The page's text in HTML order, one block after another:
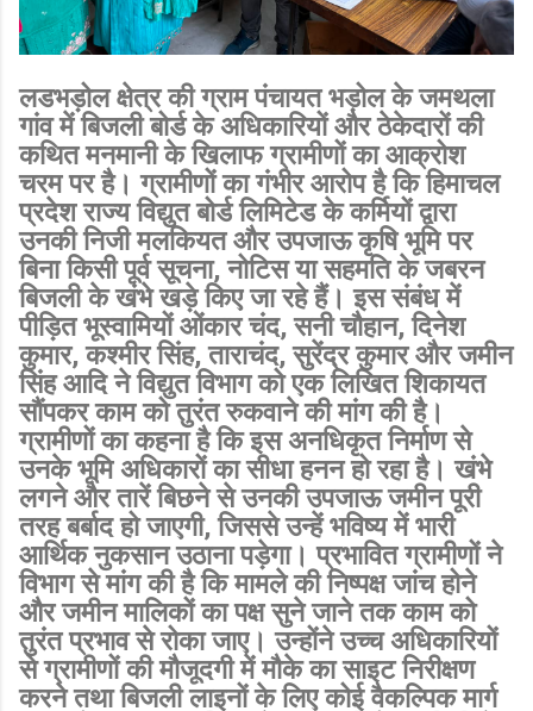
लडभड़ोल क्षेत्र की ग्राम पंचायत भड़ोल के जमथला
गांव में बिजली बोर्ड के अधिकारियों और ठेकेदारों की
कथित मनमानी के खिलाफ ग्रामीणों का आक्रोश
चरम पर है। ग्रामीणों का गंभीर आरोप है कि हिमाचल
प्रदेश राज्य विद्युत बोर्ड लिमिटेड के कर्मियों द्वारा
उनकी निजी मलकियत और उपजाऊ कृषि भूमि पर
बिना किसी पूर्व सूचना, नोटिस या सहमति के जबरन
बिजली के खंभे खड़े किए जा रहे हैं। इस संबंध में
पीड़ित भूस्वामियों ओंकार चंद, सनी चौहान, दिनेश
कुमार, कश्मीर सिंह, ताराचंद, सुरेंद्र कुमार और जमीन
सिंह आदि ने विद्युत विभाग को एक लिखित शिकायत
सौंपकर काम को तुरंत रुकवाने की मांग की है।
ग्रामीणों का कहना है कि इस अनधिकृत निर्माण से
उनके भूमि अधिकारों का सीधा हनन हो रहा है। खंभे
लगने और तारें बिछने से उनकी उपजाऊ जमीन पूरी
तरह बर्बाद हो जाएगी, जिससे उन्हें भविष्य में भारी
आर्थिक नुकसान उठाना पड़ेगा। प्रभावित ग्रामीणों ने
विभाग से मांग की है कि मामले की निष्पक्ष जांच होने
और जमीन मालिकों का पक्ष सुने जाने तक काम को
तुरंत प्रभाव से रोका जाए। उन्होंने उच्च अधिकारियों
से ग्रामीणों की मौजूदगी में मौके का साइट निरीक्षण
करने तथा बिजली लाइनों के लिए कोई वैकल्पिक मार्ग